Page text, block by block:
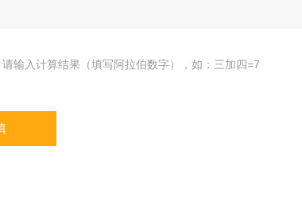
请输入计算结果（填写阿拉伯数字），如：三加四=7